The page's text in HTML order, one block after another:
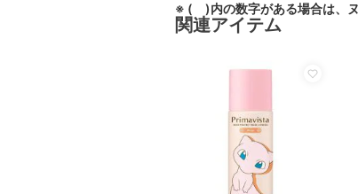
※ ( )内の数字がある場合は、ヌ
関連アイテム